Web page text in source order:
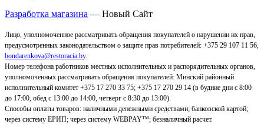
Разработка магазина — Новый Сайт
Лицо, уполномоченное рассматривать обращения покупателей о нарушении их прав,
предусмотренных законодательством о защите прав потребителей: +375 29 107 11 56,
bondarenkova@restoracia.by.
Номер телефона работников местных исполнительных и распорядительных органов,
уполномоченных рассматривать обращения покупателей: Минский районный
исполнительный комитет +375 17 270 33 75; +375 17 270 29 14 (в будние дни с 8:00
до 17:00, обед с 13:00 до 14:00, четверг с 8:30 до 13:00).
Способы оплаты товаров: наличными денежными средствами; банковской картой;
через систему ЕРИП; через систему WEBPAY™; безналичный расчет.